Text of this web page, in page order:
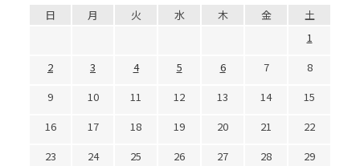
日 月 火 水 木 金
土
1
2
3 4 5 6 7
8
9
10 11 12 13 14
15
16
17 18 19 20 21
22
23
24 25 26 27 28
29